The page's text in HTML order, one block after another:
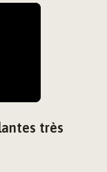
très